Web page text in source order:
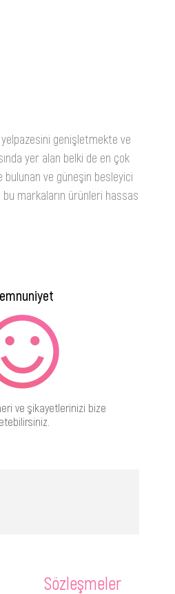
genişletmekte ve
yer alan belki de en çok
bulunan ve güneşin besleyici
markaların ürünleri hassas
ve şikayetlerinizi bize
Sözleşmeler